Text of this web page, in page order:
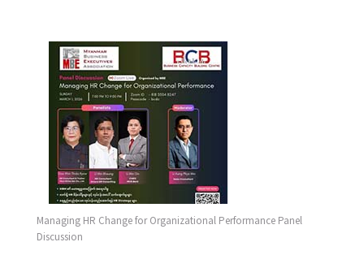
Managing HR Change for Organizational Performance Panel
Discussion